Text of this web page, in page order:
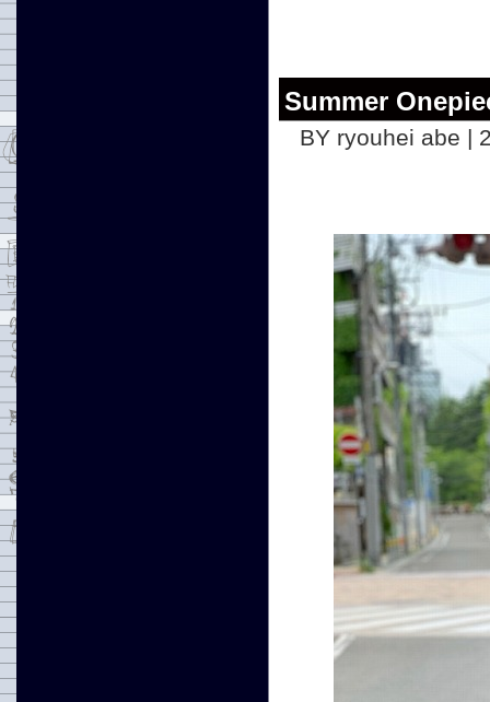
Summer
BY ryouhei abe |